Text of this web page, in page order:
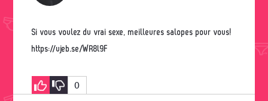
Si vous voulez du vrai sexe, meilleures salopes pour vous!
https://ujeb.se/WR8l9F
0